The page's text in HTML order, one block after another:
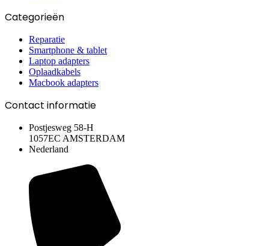
Categorieën
Reparatie
Smartphone & tablet
Laptop adapters
Oplaadkabels
Macbook adapters
Contact informatie
Postjesweg 58-H
1057EC AMSTERDAM
Nederland